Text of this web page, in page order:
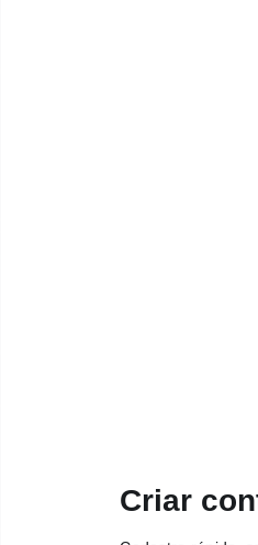
Criar